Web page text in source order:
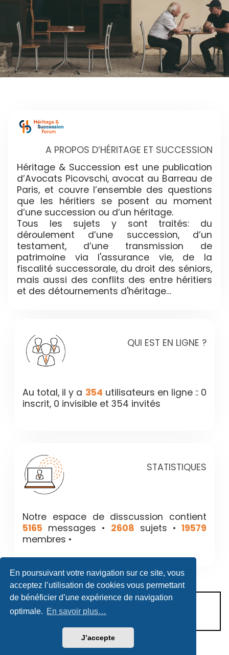
En poursuivant votre navigation sur ce site, vous
acceptez l’utilisation de cookies vous permettant
de bénéficier d’une expérience de navigation
optimale. En savoir plus…
J’accepte
A PROPOS D’HÉRITAGE ET SUCCESSION
Héritage & Succession est une publication
d’Avocats Picovschi, avocat au Barreau de
Paris, et couvre l’ensemble des questions
que les héritiers se posent au moment
d’une succession ou d’un héritage.
Tous les sujets y sont traités: du
déroulement d’une succession, d’un
testament, d’une transmission de
patrimoine via l'assurance vie, de la
fiscalité successorale, du droit des séniors,
mais aussi des conflits des entre héritiers
et des détournements d'héritage…
QUI EST EN LIGNE ?
Au total, il y a 354 utilisateurs en ligne :: 0
inscrit, 0 invisible et 354 invités
STATISTIQUES
Notre espace de disscussion contient
5165 messages • 2608 sujets •19579
membres •
CONDITIONS D’UTILISATION
POLITIQUE DE VIE PRIVÉE
Héritage & Succession